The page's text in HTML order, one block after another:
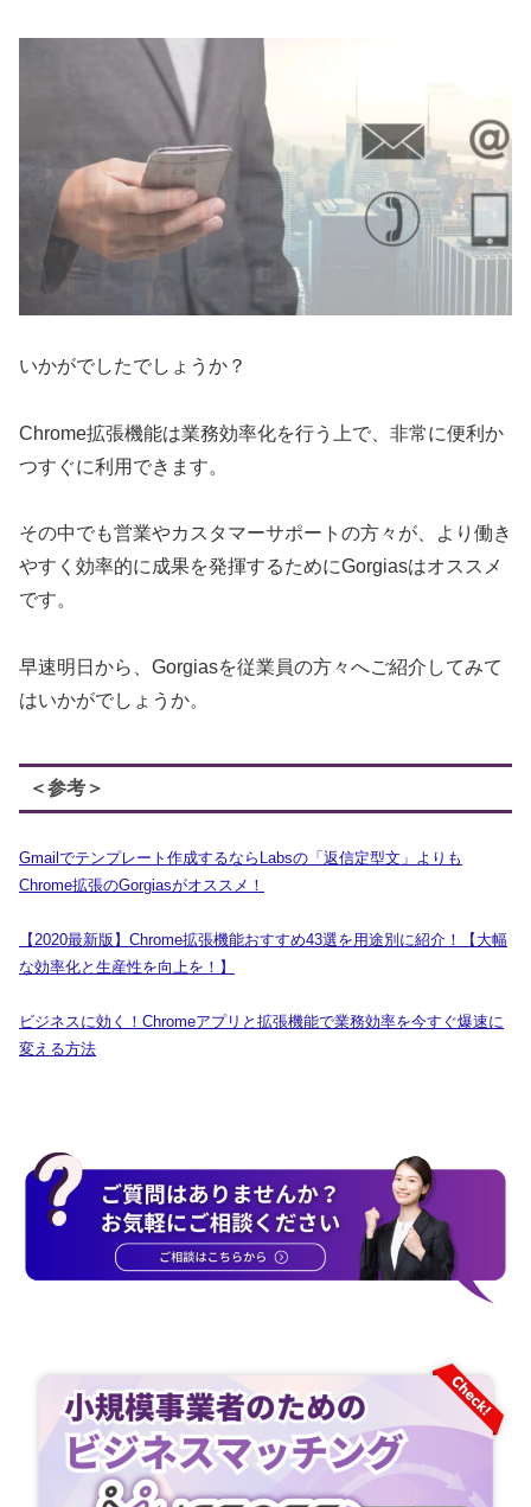
いかがでしたでしょうか？
Chrome拡張機能は業務効率化を行う上で、非常に便利か
つすぐに利用できます。
その中でも営業やカスタマーサポートの方々が、より働き
やすく効率的に成果を発揮するためにGorgiasはオススメ
です。
早速明日から、Gorgiasを従業員の方々へご紹介してみて
はいかがでしょうか。
＜参考＞
Gmailでテンプレート作成するならLabsの「返信定型文」よりも
Chrome拡張のGorgiasがオススメ！
【2020最新版】Chrome拡張機能おすすめ43選を用途別に紹介！【大幅
な効率化と生産性を向上を！】
ビジネスに効く！Chromeアプリと拡張機能で業務効率を今すぐ爆速に
変える方法